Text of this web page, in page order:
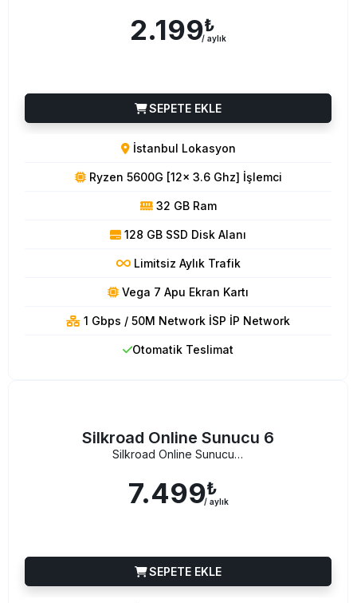
2.199₺
/ aylık
SEPETE EKLE
İstanbul Lokasyon
Ryzen 5600G [12x 3.6 Ghz] İşlemci
32 GB Ram
128 GB SSD Disk Alanı
Limitsiz Aylık Trafik
Vega 7 Apu Ekran Kartı
1 Gbps / 50M Network İSP İP Network
Otomatik Teslimat
Silkroad Online Sunucu 6
Silkroad Online Sunucu 6
7.499₺
/ aylık
SEPETE EKLE